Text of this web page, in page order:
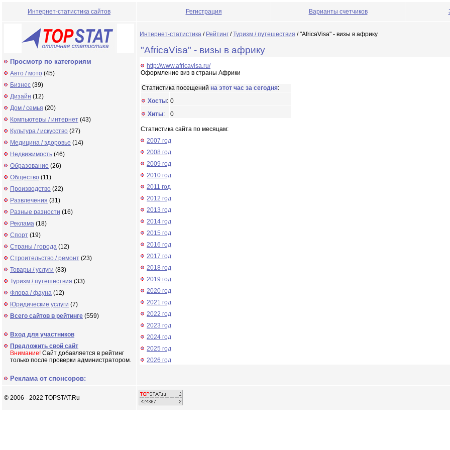
Интернет-статистика сайтов Регистрация Варианты счетчиков
Просмотр по категориям
Авто / мото (45)
Бизнес (39)
Дизайн (12)
Дом / семья (20)
Компьютеры / интернет (43)
Культура / искусство (27)
Медицина / здоровье (14)
Недвижимость (46)
Образование (26)
Общество (11)
Производство (22)
Развлечения (31)
Разные разности (16)
Реклама (18)
Спорт (19)
Страны / города (12)
Строительство / ремонт (23)
Товары / услуги (83)
Туризм / путешествия (33)
Флора / фауна (12)
Юридические услуги (7)
Всего сайтов в рейтинге (559)
Вход для участников
Предложить свой сайт
Внимание! Сайт добавляется в рейтинг
только после проверки администратором.
Реклама от спонсоров:
Интернет-статистика / Рейтинг /Туризм / путешествия / "AfricaVisa" - визы в африку
"AfricaVisa" - визы в африку
http://www.africavisa.ru/
Оформление виз в страны Африки
Статистика посещений на этот час за сегодня:
Хосты: 0
Хиты: 0
Статистика сайта по месяцам:
2007 год
2008 год
2009 год
2010 год
2011 год
2012 год
2013 год
2014 год
2015 год
2016 год
2017 год
2018 год
2019 год
2020 год
2021 год
2022 год
2023 год
2024 год
2025 год
2026 год
© 2006 - 2022 TOPSTAT.Ru